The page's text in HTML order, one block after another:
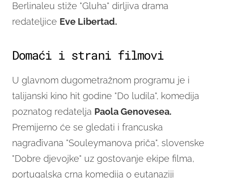
Berlinaleu stiže "Gluha" dirljiva drama
redateljice Eve Libertad.
Domaći i strani filmovi
U glavnom dugometražnom programu je i
talijanski kino hit godine "Do ludila", komedija
poznatog redatelja Paola Genovesea.
Premijerno će se gledati i francuska
nagrađivana "Souleymanova priča", slovenske
"Dobre djevojke" uz gostovanje ekipe filma,
portugalska crna komedija o eutanaziji